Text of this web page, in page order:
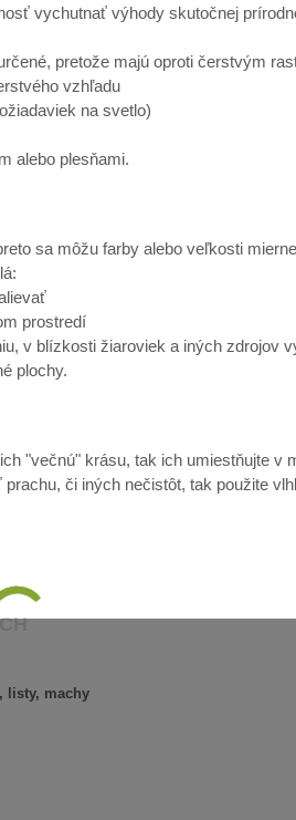
vychutnať výhody skutočnej
pretože majú oproti čerstvým
vzhľadu
na svetlo)
alebo plesňami.
sa môžu farby alebo veľkosti
prostredí
v blízkosti žiaroviek a iných zdrojov
plochy.
"večnú" krásu, tak ich umiestňujte v
či iných nečistôt, tak použite
listy, machy